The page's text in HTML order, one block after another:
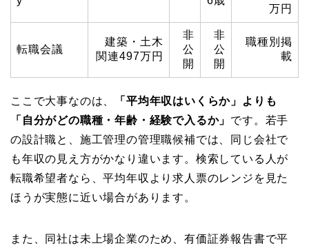
万円
転職会議
建築・土木
関連497万円
非
公
開
非
公
開
職種別掲
載
ここで大事なのは、
「平均年収はいくらか」よりも
「自分がどの職種・年齢・経験で入るか」 です。若手
の設計職と、施工管理の管理職候補では、同じ会社で
も年収の見え方がかなり違います。検索している人が
転職希望者なら、平均年収より求人票のレンジを見た
ほうが実態に近い場合があります。
また、同社は未上場企業のため、有価証券報告書で平